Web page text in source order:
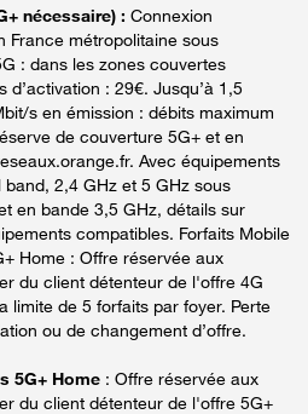
nécessaire) : Connexion
France métropolitaine sous
: dans les zones couvertes
d’activation : 29€. Jusqu’à 1,5
s en émission : débits maximum
de couverture 5G+ et en
Avec équipements
2,4 GHz et 5 GHz sous
en bande 3,5 GHz, détails sur
compatibles. Forfaits Mobile
Home : Offre réservée aux
du client détenteur de l'offre 4G
limite de 5 forfaits par foyer. Perte
ou de changement d’offre.
5G+ Home : Offre réservée aux
du client détenteur de l'offre 5G+